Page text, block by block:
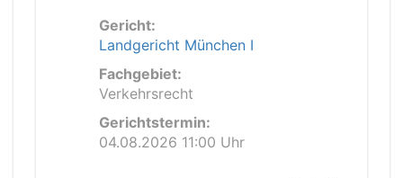
Gericht:
Landgericht München I
Fachgebiet:
Verkehrsrecht
Gerichtstermin:
04.08.2026 11:00 Uhr